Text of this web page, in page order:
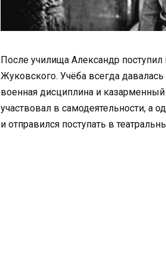
После училища Александр
Жуковского. Учёба всегда
военная дисциплина и
участвовал в самодеятельности, а
и отправился поступать в